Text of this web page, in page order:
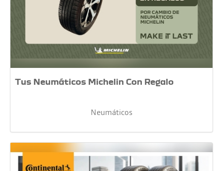
Tus Neumáticos Michelin Con Regalo
Neumáticos